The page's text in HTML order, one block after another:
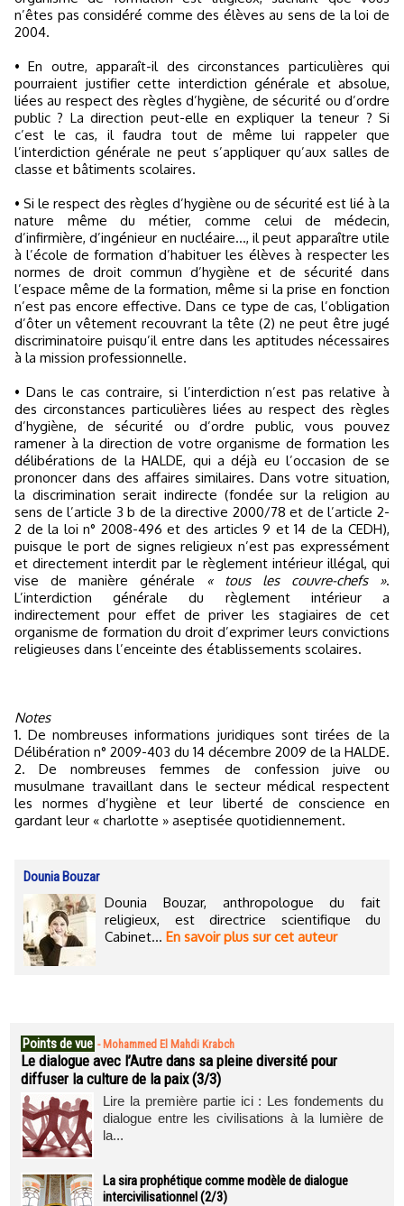
n’êtes pas considéré comme des élèves au sens de la loi de
2004.
• En outre, apparaît-il des circonstances particulières qui
pourraient justifier cette interdiction générale et absolue,
liées au respect des règles d’hygiène, de sécurité ou d’ordre
public ? La direction peut-elle en expliquer la teneur ? Si
c’est le cas, il faudra tout de même lui rappeler que
l’interdiction générale ne peut s’appliquer qu’aux salles de
classe et bâtiments scolaires.
• Si le respect des règles d’hygiène ou de sécurité est lié à la
nature même du métier, comme celui de médecin,
d’infirmière, d’ingénieur en nucléaire…, il peut apparaître utile
à l’école de formation d’habituer les élèves à respecter les
normes de droit commun d’hygiène et de sécurité dans
l’espace même de la formation, même si la prise en fonction
n’est pas encore effective. Dans ce type de cas, l’obligation
d’ôter un vêtement recouvrant la tête (2) ne peut être jugé
discriminatoire puisqu’il entre dans les aptitudes nécessaires
à la mission professionnelle.
• Dans le cas contraire, si l’interdiction n’est pas relative à
des circonstances particulières liées au respect des règles
d’hygiène, de sécurité ou d’ordre public, vous pouvez
ramener à la direction de votre organisme de formation les
délibérations de la HALDE, qui a déjà eu l’occasion de se
prononcer dans des affaires similaires. Dans votre situation,
la discrimination serait indirecte (fondée sur la religion au
sens de l’article 3 b de la directive 2000/78 et de l’article 2-
2 de la loi n° 2008-496 et des articles 9 et 14 de la CEDH),
puisque le port de signes religieux n’est pas expressément
et directement interdit par le règlement intérieur illégal, qui
vise de manière générale
« tous les couvre-chefs ».
L’interdiction générale du règlement intérieur a
indirectement pour effet de priver les stagiaires de cet
organisme de formation du droit d’exprimer leurs convictions
religieuses dans l’enceinte des établissements scolaires.
Notes
1. De nombreuses informations juridiques sont tirées de la
Délibération n° 2009-403 du 14 décembre 2009 de la HALDE.
2. De nombreuses femmes de confession juive ou
musulmane travaillant dans le secteur médical respectent
les normes d’hygiène et leur liberté de conscience en
gardant leur « charlotte » aseptisée quotidiennement.
Dounia Bouzar
Dounia Bouzar, anthropologue du fait
religieux, est directrice scientifique du
Cabinet... En savoir plus sur cet auteur
Points de vue - Mohammed El Mahdi Krabch
Le dialogue avec l’Autre dans sa pleine diversité pour
diffuser la culture de la paix (3/3)
Lire la première partie ici : Les fondements du
dialogue entre les civilisations à la lumière de
la...
La sira prophétique comme modèle de dialogue
intercivilisationnel (2/3)